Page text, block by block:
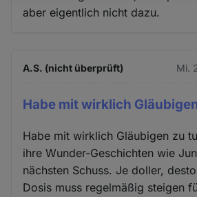
aber eigentlich nicht dazu.
A.S. (nicht überprüft) Mi.
Habe mit wirklich
Habe mit wirklich Gläubigen zu
ihre Wunder-Geschichten wie
nächsten Schuss. Je doller,
Dosis muss regelmäßig steigen
und